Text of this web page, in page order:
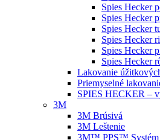
Spies Hecker
Spies Hecker
Spies Hecker
Spies Hecker
Spies Hecker
Spies Hecker
Lakovanie
Priemyselné
SPIES HECKER –
3M
3M Brúsivá
3M Leštenie
3M™ PPS™ Systém